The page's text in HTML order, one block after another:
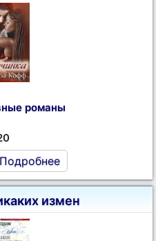
романы
Подробнее
измен